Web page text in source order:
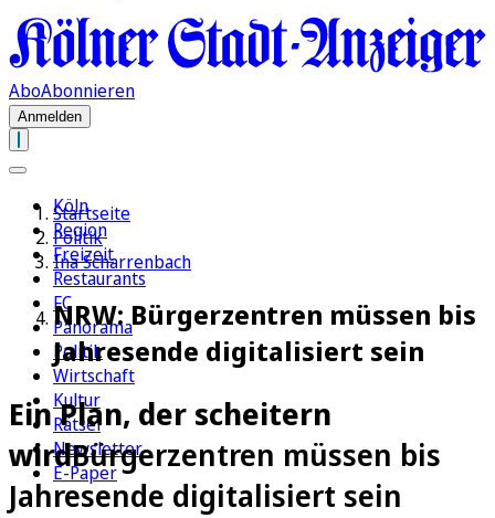
AboAbonnieren
Anmelden
Köln
Region
Freizeit
Restaurants
FC
Panorama
Politik
Wirtschaft
Kultur
Rätsel
Newsletter
E-Paper
Startseite
Politik
Ina Scharrenbach
NRW: Bürgerzentren müssen bis
Jahresende digitalisiert sein
Ein Plan, der scheitern
wirdBürgerzentren müssen bis
Jahresende digitalisiert sein